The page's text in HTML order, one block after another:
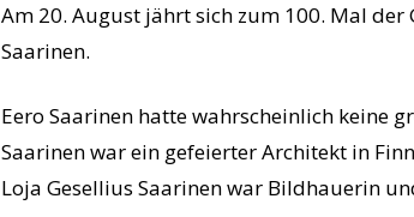
Am 20. August jährt sich zum 100. Mal
Saarinen.
Eero Saarinen hatte wahrscheinlich keine
Saarinen war ein gefeierter Architekt in
Loja Gesellius Saarinen war Bildhauerin